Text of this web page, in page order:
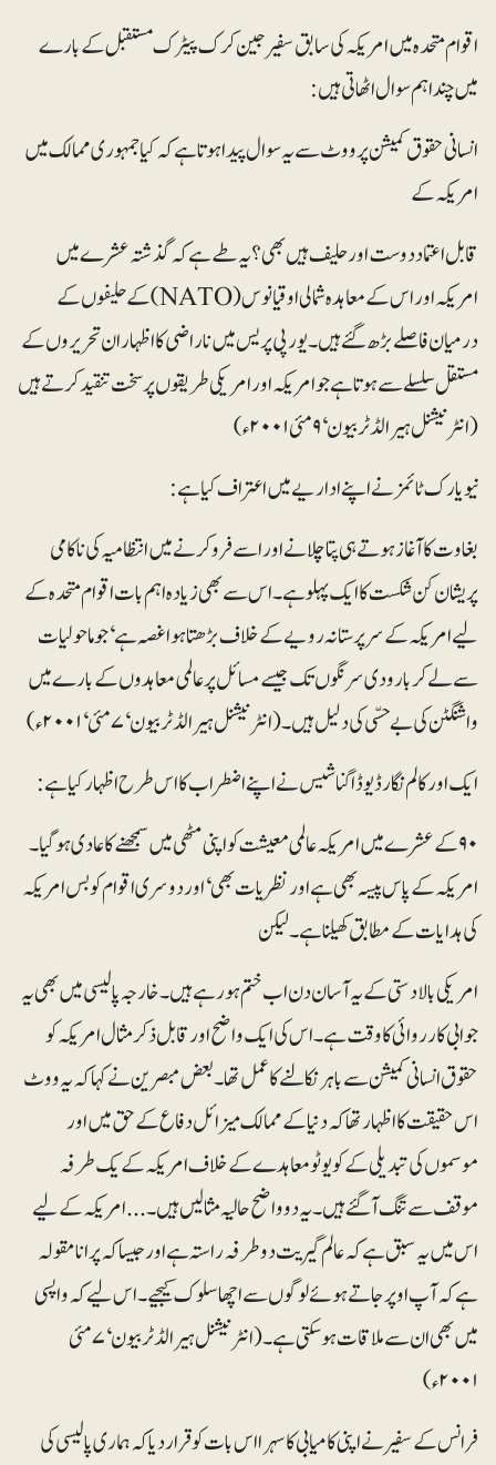
اقوام متحدہ میں امریکہ کی سابق سفیر جین کرک پیٹرک مستقبل کے بارے
میں چند اہم سوال اٹھاتی ہیں:
انسانی حقوق کمیشن پر ووٹ سے یہ سوال پیدا ہوتا ہے کہ کیا جمہوری ممالک میں
امریکہ کے
قابل اعتماد دوست اور حلیف ہیں بھی؟ یہ طے ہے کہ گذشتہ عشرے میں
امریکہ اور اس کے معاہدہ شمالی اوقیانوس (NATO)کے حلیفوں کے
درمیان فاصلے بڑھ گئے ہیں۔ یورپی پریس میں ناراضی کا اظہار ان تحریروں کے
مستقل سلسلے سے ہوتا ہے جو امریکہ اور امریکی طریقوں پر سخت تنقید کرتے ہیں
(انٹرنیشنل ہیرالڈ ٹربیون‘ ۹ مئی ۲۰۰۱ء)
نیویارک ٹائمز نے اپنے اداریے میں اعتراف کیاہے:
بغاوت کا آغاز ہوتے ہی پتا چلانے اور اسے فرو کرنے میں انتظامیہ کی ناکامی
پریشان کن شکست کا ایک پہلو ہے۔ اس سے بھی زیادہ اہم بات اقوام متحدہ کے
لیے امریکہ کے سرپرستانہ رویے کے خلاف بڑھتا ہوا غصہ ہے‘ جوماحولیات
سے لے کر بارودی سرنگوں تک جیسے مسائل پر عالمی معاہدوں کے بارے میں
واشنگٹن کی بے حسّی کی دلیل ہیں۔ ( انٹرنیشنل ہیرالڈ ٹربیون‘ ۷مئی‘ ۲۰۰۱ء)
ایک اور کالم نگار ڈیوڈ اگناشیس نے اپنے اضطراب کا اس طرح اظہار کیاہے:
۹۰ کے عشرے میں امریکہ عالمی معیشت کو اپنی مٹھی میں سمجھنے کا عادی ہو گیا۔
امریکہ کے پا س پیسہ بھی ہے اور نظریات بھی‘ اور دوسری اقوام کوبس امریکہ
کی ہدایات کے مطابق کھیلنا ہے۔ لیکن
امریکی بالادستی کے یہ آسان دن اب ختم ہو رہے ہیں۔ خارجہ پالیسی میں بھی یہ
جوابی کارروائی کا وقت ہے۔ اس کی ایک واضح اور قابل ذکر مثال امریکہ کو
حقوق انسانی کمیشن سے باہر نکالنے کا عمل تھا۔ بعض مبصرین نے کہا کہ یہ ووٹ
اس حقیقت کا اظہار تھا کہ دنیا کے ممالک میزائل دفاع کے حق میں اور
موسموں کی تبدیلی کے کویوٹو معاہدے کے خلاف امریکہ کے یک طرفہ
موقف سے تنگ آگئے ہیں۔ یہ دو واضح حالیہ مثالیں ہیں۔ ... امریکہ کے لیے
اس میں یہ سبق ہے کہ عالم گیریت دو طرفہ راستہ ہے اور جیسا کہ پرانا مقولہ
ہے کہ آپ اوپر جاتے ہوئے لوگوں سے اچھا سلوک کیجیے۔ اس لیے کہ واپسی
میں بھی ان سے ملاقات ہو سکتی ہے۔ (انٹرنیشنل ہیرالڈ ٹربیون‘ ۷مئی
۲۰۰۱ء)
فرانس کے سفیر نے اپنی کامیابی کا سہرا اس بات کو قرار دیا کہ ہماری پالیسی کی